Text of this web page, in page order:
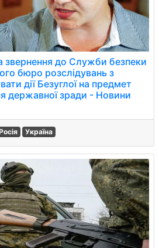
звернення до Служби безпеки
бюро розслідувань з
дії Безуглої на предмет
державної зради - Новини
Україна